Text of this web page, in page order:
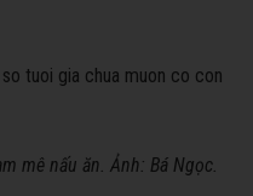
mê nấu ăn. Ảnh: Bá Ngọc.